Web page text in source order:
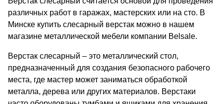
различных работ в гаражах, мастерских или на сто. В
Минске купить слесарный верстак можно в нашем
магазине металлической мебели компании Belsale.
Верстак слесарный – это металлический стол,
предназначенный для создания безопасного рабочего
места, где мастер может заниматься обработкой
металла, дерева или других материалов. Верстаки